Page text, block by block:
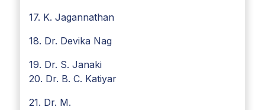
17. K. Jagannathan
18. Dr. Devika Nag
19. Dr. S. Janaki
20. Dr. B. C. Katiyar
21. Dr. M.